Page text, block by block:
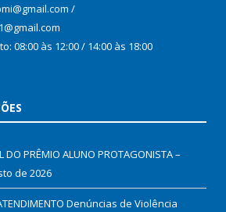
/
08:00 às 12:00 / 14:00 às 18:00
DO PRÊMIO ALUNO PROTAGONISTA –
de 2026
Denúncias de Violência